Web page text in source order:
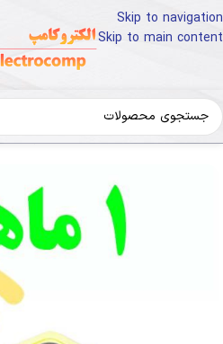
Skip to navigation
Skip to main content
سیم کارت LTE سیم کارت FD سیم کارت FD زونیکس